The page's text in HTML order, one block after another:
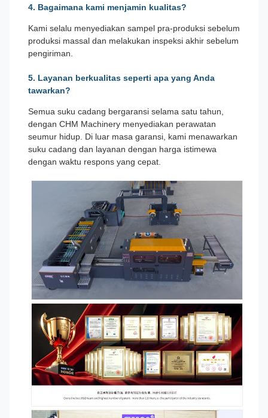
4. Bagaimana kami menjamin kualitas?
Kami selalu menyediakan sampel pra-produksi sebelum
produksi massal dan melakukan inspeksi akhir sebelum
pengiriman.
5. Layanan berkualitas seperti apa yang Anda
tawarkan?
Semua suku cadang bergaransi selama satu tahun,
dengan CHM Machinery menyediakan perawatan
seumur hidup. Di luar masa garansi, kami menawarkan
suku cadang dan layanan dengan harga istimewa
dengan waktu respons yang cepat.